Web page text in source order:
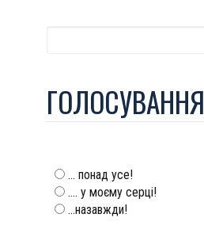
ГОЛОСУВАННЯ
... понад усе!
.... у моєму серці!
...назавжди!